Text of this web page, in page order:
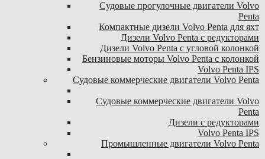
Судовые прогулочные двигатели Volvo
Penta
Компактные дизели Volvo Penta для яхт
Дизели Volvo Penta с редукторами
Дизели Volvo Penta с угловой колонкой
Бензиновые моторы Volvo Penta с колонкой
Volvo Penta IPS
Судовые коммерческие двигатели Volvo Penta
Судовые коммерческие двигатели Volvo
Penta
Дизели с редукторами
Volvo Penta IPS
Промышленные двигатели Volvo Penta